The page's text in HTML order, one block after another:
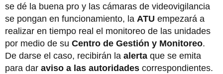
se dé la buena pro y las cámaras de videovigilancia
se pongan en funcionamiento, la ATU empezará a
realizar en tiempo real el monitoreo de las unidades
por medio de su Centro de Gestión y Monitoreo.
De darse el caso, recibirán la alerta que se emita
para dar aviso a las autoridades correspondientes.